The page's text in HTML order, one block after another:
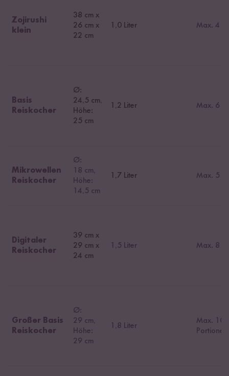
Zojirushi
klein
38 cm x
26 cm x
22 cm
1,0 Liter Max. 4
Basis
Reiskocher
Ø:
24,5 cm,
Höhe:
25 cm
1,2 Liter Max. 6
Mikrowellen
Reiskocher
Ø:
18 cm,
Höhe:
14,5 cm
1,7 Liter Max. 5
Digitaler
Reiskocher
39 cm x
29 cm x
24 cm
1,5 Liter Max. 8
Großer Basis
Reiskocher
Ø:
29 cm,
Höhe:
29 cm
1,8 Liter
Max. 10
Portionen